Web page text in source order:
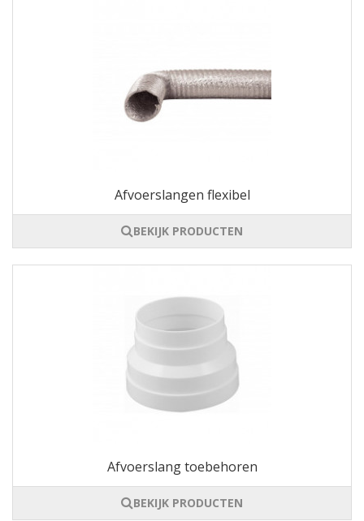
Afvoerslangen flexibel
BEKIJK PRODUCTEN
Afvoerslang toebehoren
BEKIJK PRODUCTEN